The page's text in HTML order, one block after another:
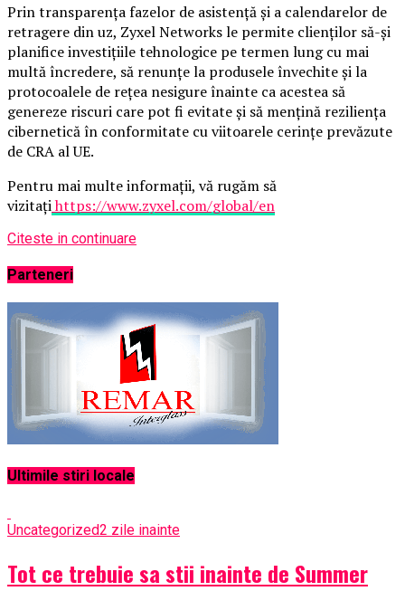
Prin transparența fazelor de asistență și a calendarelor de
retragere din uz, Zyxel Networks le permite clienților să-și
planifice investițiile tehnologice pe termen lung cu mai
multă încredere, să renunțe la produsele învechite și la
protocoalele de rețea nesigure înainte ca acestea să
genereze riscuri care pot fi evitate și să mențină reziliența
cibernetică în conformitate cu viitoarele cerințe prevăzute
de CRA al UE.
Pentru mai multe informații, vă rugăm să
vizitațihttps://www.zyxel.com/global/en
Citeste in continuare
Parteneri
Ultimile stiri locale
Uncategorized2 zile inainte
Tot ce trebuie sa stii inainte de Summer